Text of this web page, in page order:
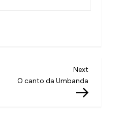
Next
Post
Next
O canto da Umbanda